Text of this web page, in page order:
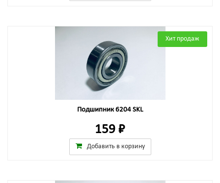
Хит продаж
Подшипник 6204 SKL
159 ₽
Добавить в корзину